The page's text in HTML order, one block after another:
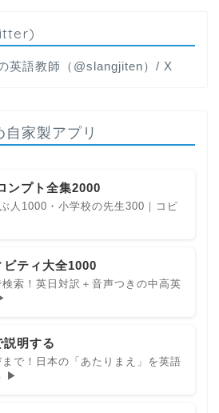
英語教師（@slangjiten）/ X
家製アプリ
ンプト全集2000
人1000・小学校の先生300｜コピ
ティ大全1000
索！英日対訳＋音声つきの中高英
説明する
で！日本の「あたりまえ」を英語
▶